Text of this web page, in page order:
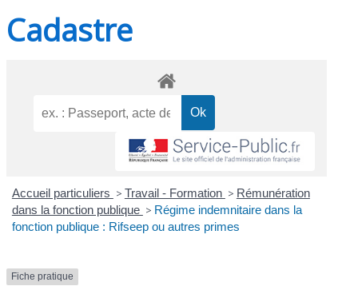
Cadastre
Accueil particuliers > Travail - Formation > Rémunération
dans la fonction publique > Régime indemnitaire dans la
fonction publique : Rifseep ou autres primes
Fiche pratique